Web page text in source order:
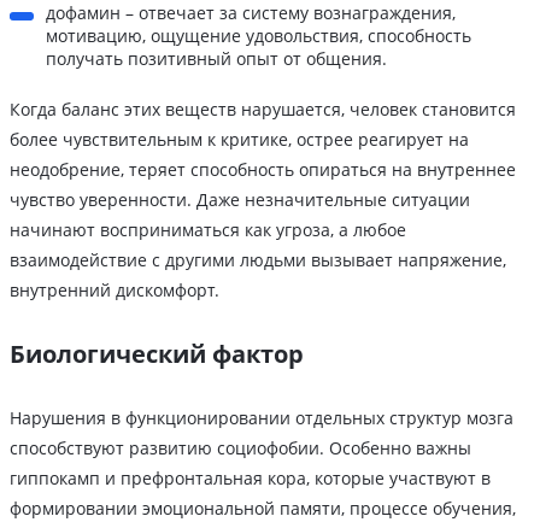
дофамин – отвечает за систему вознаграждения,
мотивацию, ощущение удовольствия, способность
получать позитивный опыт от общения.
Когда баланс этих веществ нарушается, человек становится
более чувствительным к критике, острее реагирует на
неодобрение, теряет способность опираться на внутреннее
чувство уверенности. Даже незначительные ситуации
начинают восприниматься как угроза, а любое
взаимодействие с другими людьми вызывает напряжение,
внутренний дискомфорт.
Биологический фактор
Нарушения в функционировании отдельных структур мозга
способствуют развитию социофобии. Особенно важны
гиппокамп и префронтальная кора, которые участвуют в
формировании эмоциональной памяти, процессе обучения,